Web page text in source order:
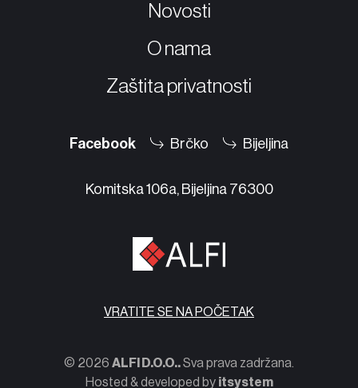
Novosti
O nama
Zaštita privatnosti
Facebook Brčko Bijeljina
Komitska 106a, Bijeljina 76300
VRATITE SE NA POČETAK
© 2026 ALFI D.O.O..Sva prava zadržana.
Hosted & developed by itsystem